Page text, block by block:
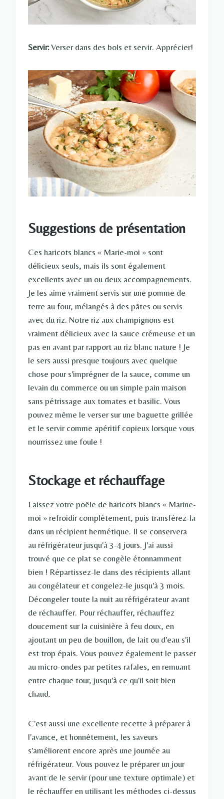
Servir:Verser dans des bols et servir. Apprécier!
Suggestions de présentation
Ces haricots blancs « Marie-moi » sont
délicieux seuls, mais ils sont également
excellents avec un ou deux accompagnements.
Je les aime vraiment servis sur une pomme de
terre au four, mélangés à des pâtes ou servis
avec du riz. Notre riz aux champignons est
vraiment délicieux avec la sauce crémeuse et un
pas en avant par rapport au riz blanc nature ! Je
le sers aussi presque toujours avec quelque
chose pour s'imprégner de la sauce, comme un
levain du commerce ou un simple pain maison
sans pétrissage aux tomates et basilic. Vous
pouvez même le verser sur une baguette grillée
et le servir comme apéritif copieux lorsque vous
nourrissez une foule !
Stockage et réchauffage
Laissez votre poêle de haricots blancs « Marine-
moi » refroidir complètement, puis transférez-la
dans un récipient hermétique. Il se conservera
au réfrigérateur jusqu'à 3-4 jours. J'ai aussi
trouvé que ce plat se congèle étonnamment
bien ! Répartissez-le dans des récipients allant
au congélateur et congelez-le jusqu'à 3 mois.
Décongeler toute la nuit au réfrigérateur avant
de réchauffer. Pour réchauffer, réchauffez
doucement sur la cuisinière à feu doux, en
ajoutant un peu de bouillon, de lait ou d'eau s'il
est trop épais. Vous pouvez également le passer
au micro-ondes par petites rafales, en remuant
entre chaque tour, jusqu'à ce qu'il soit bien
chaud.
C'est aussi une excellente recette à préparer à
l'avance, et honnêtement, les saveurs
s'améliorent encore après une journée au
réfrigérateur. Vous pouvez le préparer un jour
avant de le servir (pour une texture optimale) et
le réchauffer en utilisant les méthodes ci-dessus